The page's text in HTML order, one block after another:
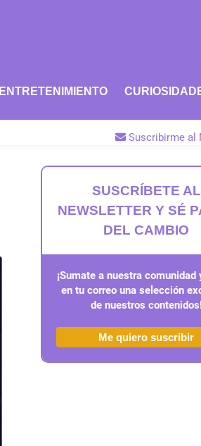
ENTRETENIMIENTO
Suscribirme al
SUSCRÍBETE AL
NEWSLETTER Y SÉ
DEL CAMBIO
¡Sumate a nuestra comunidad
en tu correo una selección
de nuestros
Me quiero suscribir